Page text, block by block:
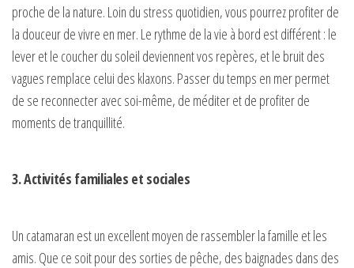
proche de la nature. Loin du stress quotidien, vous pourrez profiter de
la douceur de vivre en mer. Le rythme de la vie à bord est différent : le
lever et le coucher du soleil deviennent vos repères, et le bruit des
vagues remplace celui des klaxons. Passer du temps en mer permet
de se reconnecter avec soi-même, de méditer et de profiter de
moments de tranquillité.
3. Activités familiales et sociales
Un catamaran est un excellent moyen de rassembler la famille et les
amis. Que ce soit pour des sorties de pêche, des baignades dans des